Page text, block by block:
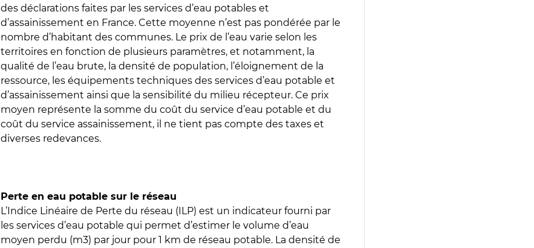
des déclarations faites par les services d’eau potables et
d’assainissement en France. Cette moyenne n’est pas pondérée par le
nombre d’habitant des communes. Le prix de l’eau varie selon les
territoires en fonction de plusieurs paramètres, et notamment, la
qualité de l’eau brute, la densité de population, l’éloignement de la
ressource, les équipements techniques des services d’eau potable et
d’assainissement ainsi que la sensibilité du milieu récepteur. Ce prix
moyen représente la somme du coût du service d’eau potable et du
coût du service assainissement, il ne tient pas compte des taxes et
diverses redevances.
Perte en eau potable sur le réseau
L’Indice Linéaire de Perte du réseau (ILP) est un indicateur fourni par
les services d’eau potable qui permet d’estimer le volume d’eau
moyen perdu (m3) par jour pour 1 km de réseau potable. La densité de